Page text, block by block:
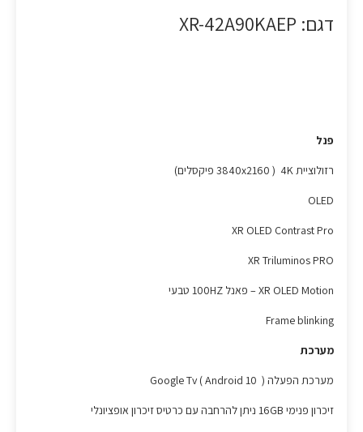
דגם: XR-42A90KAEP
פנל
רזולוציית 4K ( 3840x2160 פיקסלים)
OLED
XR OLED Contrast Pro
XR Triluminos PRO
XR OLED Motion – פאנל 100HZ טבעי
Frame blinking
מערכת
מערכת הפעלה Google Tv ( Android 10 )
זיכרון פנימי 16GB ניתן להרחבה עם כרטיס זיכרון אופציונלי